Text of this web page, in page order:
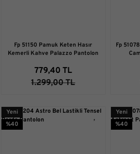
Fp 51150 Pamuk Keten Hasır
Kemerli Kahve Palazzo Pantolon
779,40 TL
1.299,00 TL
Fp
Yeni
%40
Yeni
%40